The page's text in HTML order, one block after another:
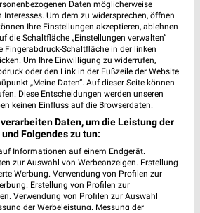
102
- 21:00 Uhr | Geöffnet
• Angebote: 4 Prospekte
Wolfsburg
- 20:00 Uhr | Geöffnet
• Angebote: 4 Prospekte
Daten möglicherweise
Um dem zu widersprechen, öffnen
Ihre Einstellungen akzeptieren, ablehnen
die Schaltfläche „Einstellungen verwalten“
Fingerabdruck-Schaltfläche in der linken
Um Ihre Einwilligung zu widerrufen,
oder den Link in der Fußzeile der Website
„Meine Daten“. Auf dieser Seite können
Diese Entscheidungen werden unseren
keinen Einfluss auf die Browserdaten.
Daten, um die Leistung der
Folgendes zu tun:
Informationen auf einem Endgerät.
zur Auswahl von Werbeanzeigen. Erstellung
Werbung. Verwendung von Profilen zur
Erstellung von Profilen zur
Verwendung von Profilen zur Auswahl
der Werbeleistung. Messung der